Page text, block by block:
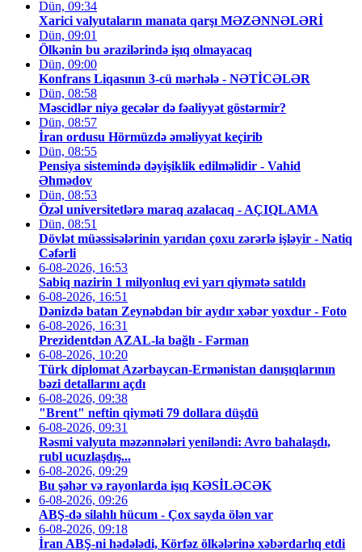
Dün, 09:34
Xarici valyutaların manata qarşı MƏZƏNNƏLƏRİ
Dün, 09:01
Ölkənin bu ərazilərində işıq olmayacaq
Dün, 09:00
Konfrans Liqasının 3-cü mərhələ - NƏTİCƏLƏR
Dün, 08:58
Məscidlər niyə gecələr də fəaliyyət göstərmir?
Dün, 08:57
İran ordusu Hörmüzdə əməliyyat keçirib
Dün, 08:55
Pensiya sistemində dəyişiklik edilməlidir - Vahid
Əhmədov
Dün, 08:53
Özəl universitetlərə maraq azalacaq - AÇIQLAMA
Dün, 08:51
Dövlət müəssisələrinin yarıdan çoxu zərərlə işləyir - Natiq
Cəfərli
6-08-2026, 16:53
Sabiq nazirin 1 milyonluq evi yarı qiymətə satıldı
6-08-2026, 16:51
Dənizdə batan Zeynəbdən bir aydır xəbər yoxdur - Foto
6-08-2026, 16:31
Prezidentdən AZAL-la bağlı - Fərman
6-08-2026, 10:20
Türk diplomat Azərbaycan-Ermənistan danışıqlarının
bəzi detallarını açdı
6-08-2026, 09:38
"Brent" neftin qiyməti 79 dollara düşdü
6-08-2026, 09:31
Rəsmi valyuta məzənnələri yeniləndi: Avro bahalaşdı,
rubl ucuzlaşdış...
6-08-2026, 09:29
Bu şəhər və rayonlarda işıq KƏSİLƏCƏK
6-08-2026, 09:26
ABŞ-də silahlı hücum - Çox sayda ölən var
6-08-2026, 09:18
İran ABŞ-ni hədələdi, Körfəz ölkələrinə xəbərdarlıq etdi